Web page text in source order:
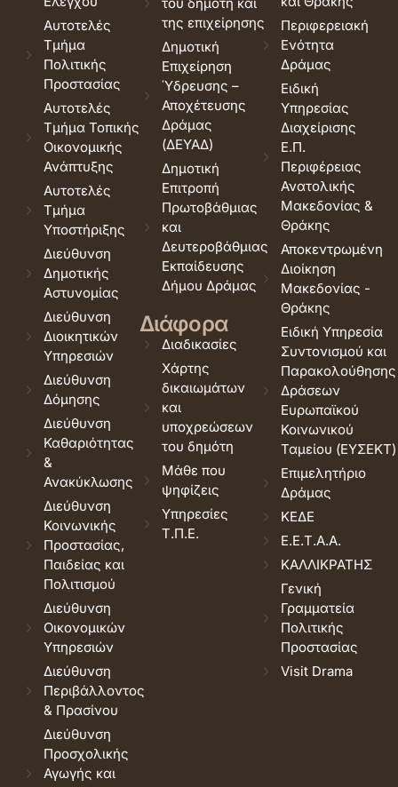
Αυτοτελές
Τμήμα
Πολιτικής
Προστασίας
Αυτοτελές
Τμήμα Τοπικής
Οικονομικής
Ανάπτυξης
Αυτοτελές
Τμήμα
Υποστήριξης
Διεύθυνση
Δημοτικής
Αστυνομίας
Διεύθυνση
Διοικητικών
Υπηρεσιών
Διεύθυνση
Δόμησης
Διεύθυνση
Καθαριότητας
&
Ανακύκλωσης
Διεύθυνση
Κοινωνικής
Προστασίας,
Παιδείας και
Πολιτισμού
Διεύθυνση
Οικονομικών
Υπηρεσιών
Διεύθυνση
Περιβάλλοντος
& Πρασίνου
Διεύθυνση
Προσχολικής
Αγωγής και
της επιχείρησης
Δημοτική
Επιχείρηση
Ύδρευσης –
Αποχέτευσης
Δράμας
(ΔΕΥΑΔ)
Δημοτική
Επιτροπή
Πρωτοβάθμιας
και
Δευτεροβάθμιας
Εκπαίδευσης
Δήμου Δράμας
Διάφορα
Διαδικασίες
Χάρτης
δικαιωμάτων
και
υποχρεώσεων
του δημότη
Μάθε που
ψηφίζεις
Υπηρεσίες
Τ.Π.Ε.
Περιφερειακή
Ενότητα
Δράμας
Ειδική
Υπηρεσίας
Διαχείρισης
Ε.Π.
Περιφέρειας
Ανατολικής
Μακεδονίας &
Θράκης
Αποκεντρωμένη
Διοίκηση
Μακεδονίας -
Θράκης
Ειδική Υπηρεσία
Συντονισμού και
Παρακολούθησης
Δράσεων
Ευρωπαϊκού
Κοινωνικού
Ταμείου (ΕΥΣΕΚΤ)
Επιμελητήριο
Δράμας
ΚΕΔΕ
Ε.Ε.Τ.Α.Α.
ΚΑΛΛΙΚΡΑΤΗΣ
Γενική
Γραμματεία
Πολιτικής
Προστασίας
Visit Drama